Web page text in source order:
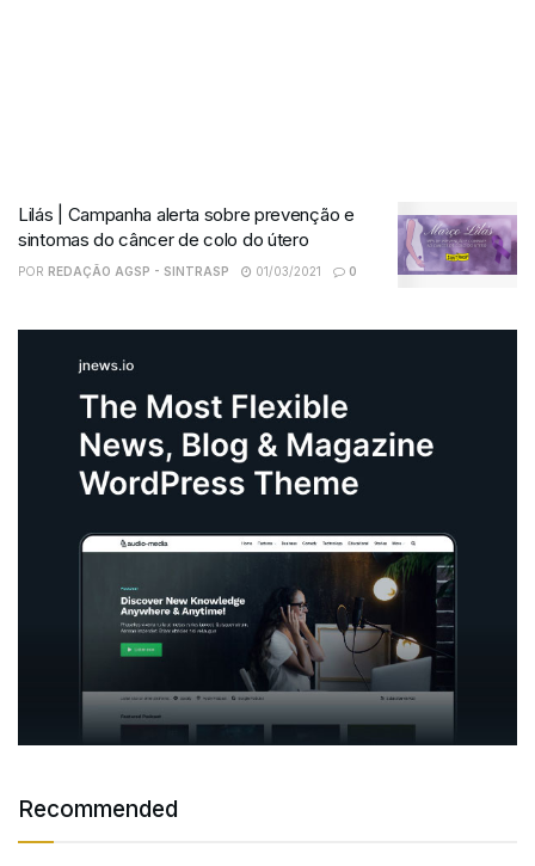
Lilás | Campanha alerta sobre prevenção e
sintomas do câncer de colo do útero
POR REDAÇÃO AGSP - SINTRASP 01/03/2021 0
Recommended